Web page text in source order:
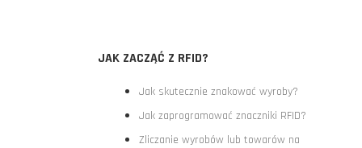
JAK ZACZĄĆ Z RFID?
Jak skutecznie znakować wyroby?
Jak zaprogramować znaczniki RFID?
Zliczanie wyrobów lub towarów na